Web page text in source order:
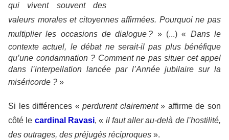
qui vivent souvent des
valeurs morales et citoyennes affirmées. Pourquoi ne pas
multiplier les occasions de dialogue ? » (...)« Dans le
contexte actuel, le débat ne serait-il pas plus bénéfique
qu’une condamnation ? Comment ne pas situer cet appel
dans l’interpellation lancée par l’Année jubilaire sur la
miséricorde ? »
Si les différences «perdurent clairement» affirme de son
côté le cardinal Ravasi, « il faut aller au-delà de l’hostilité,
des outrages, des préjugés réciproques ».